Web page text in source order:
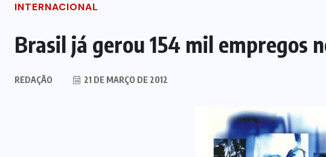
INTERNACIONAL
Brasil já gerou 154 mil empregos
REDAÇÃO 21 DE MARÇO DE 2012